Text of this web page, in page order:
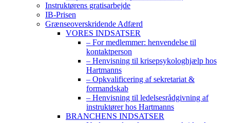
Instruktørens gratisarbejde
IB-Prisen
Grænseoverskridende Adfærd
VORES INDSATSER
– For medlemmer: henvendelse til
kontaktperson
– Henvisning til krisepsykologhjælp hos
Hartmanns
– Opkvalificering af sekretariat &
formandskab
– Henvisning til ledelsesrådgivning af
instruktører hos Hartmanns
BRANCHENS INDSATSER